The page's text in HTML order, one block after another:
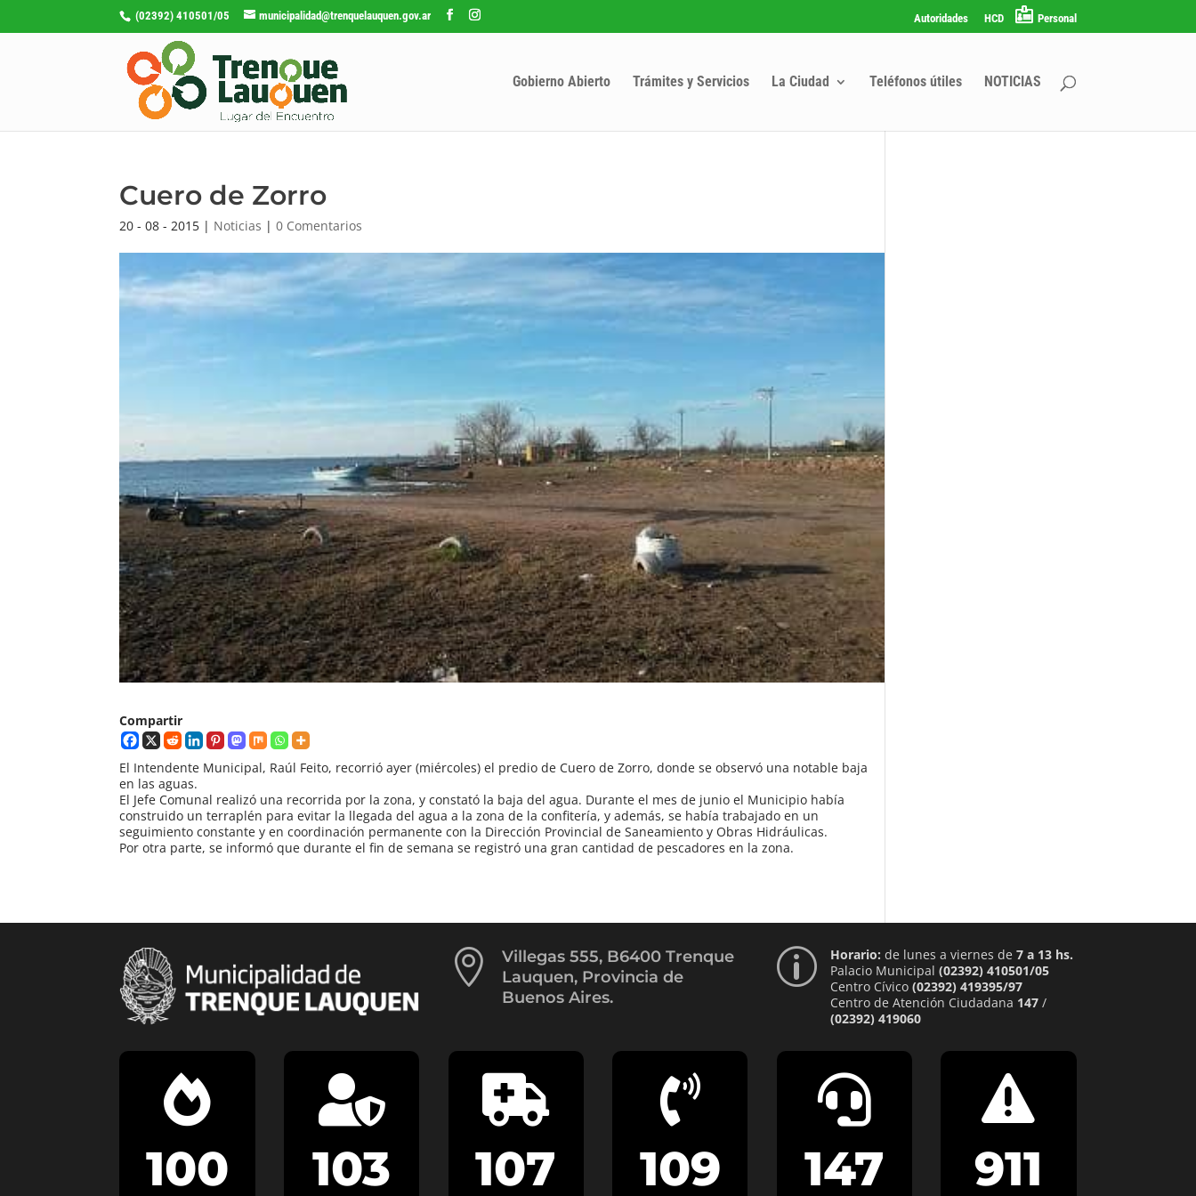
(02392) 410501/05 municipalidad@trenquelauquen.gov.ar Autoridades HCD Personal
Gobierno Abierto Trámites y Servicios La Ciudad Teléfonos útiles NOTICIAS
Cuero de Zorro
20 - 08 - 2015 | Noticias |0 Comentarios
Compartir
El Intendente Municipal, Raúl Feito, recorrió ayer (miércoles) el predio de Cuero de Zorro, donde se observó una notable baja
en las aguas.
El Jefe Comunal realizó una recorrida por la zona, y constató la baja del agua. Durante el mes de junio el Municipio había
construido un terraplén para evitar la llegada del agua a la zona de la confitería, y además, se había trabajado en un
seguimiento constante y en coordinación permanente con la Dirección Provincial de Saneamiento y Obras Hidráulicas.
Por otra parte, se informó que durante el fin de semana se registró una gran cantidad de pescadores en la zona.

Villegas 555, B6400 Trenque
Lauquen, Provincia de
Buenos Aires.
p Horario: de lunes a viernes de 7 a 13 hs.
Palacio Municipal (02392) 410501/05
Centro Cívico (02392) 419395/97
Centro de Atención Ciudadana 147/
(02392) 419060

100

103

107

109

147

911